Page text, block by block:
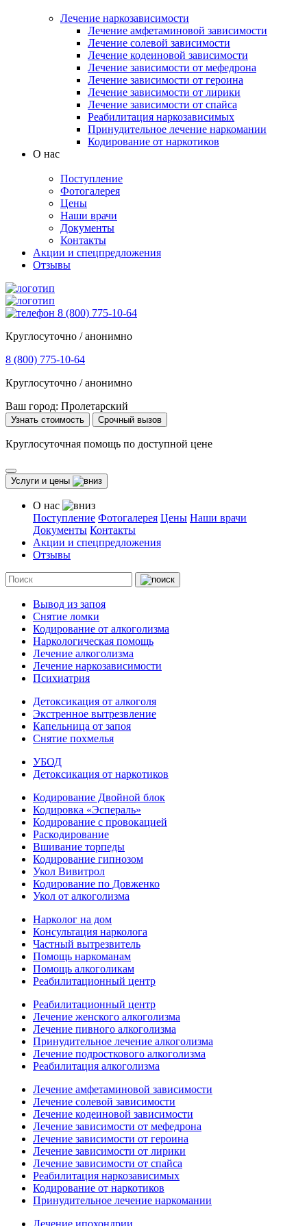
Лечение наркозависимости
Лечение амфетаминовой зависимости
Лечение солевой зависимости
Лечение кодеиновой зависимости
Лечение зависимости от мефедрона
Лечение зависимости от героина
Лечение зависимости от лирики
Лечение зависимости от спайса
Реабилитация наркозависимых
Принудительное лечение наркомании
Кодирование от наркотиков
О нас
Поступление
Фотогалерея
Цены
Наши врачи
Документы
Контакты
Акции и спецпредложения
Отзывы
8 (800) 775-10-64
Круглосуточно / анонимно
8 (800) 775-10-64
Круглосуточно / анонимно
Ваш город: Пролетарский
Узнать стоимость Срочный вызов
Круглосуточная помощь по доступной цене
Услуги и цены
О нас
Поступление Фотогалерея Цены Наши врачи
Документы Контакты
Акции и спецпредложения
Отзывы
Вывод из запоя
Снятие ломки
Кодирование от алкоголизма
Наркологическая помощь
Лечение алкоголизма
Лечение наркозависимости
Психиатрия
Детоксикация от алкоголя
Экстренное вытрезвление
Капельница от запоя
Снятие похмелья
УБОД
Детоксикация от наркотиков
Кодирование Двойной блок
Кодировка «Эспераль»
Кодирование с провокацией
Раскодирование
Вшивание торпеды
Кодирование гипнозом
Укол Вивитрол
Кодирование по Довженко
Укол от алкоголизма
Нарколог на дом
Консультация нарколога
Частный вытрезвитель
Помощь наркоманам
Помощь алкоголикам
Реабилитационный центр
Реабилитационный центр
Лечение женского алкоголизма
Лечение пивного алкоголизма
Принудительное лечение алкоголизма
Лечение подросткового алкоголизма
Реабилитация алкоголизма
Лечение амфетаминовой зависимости
Лечение солевой зависимости
Лечение кодеиновой зависимости
Лечение зависимости от мефедрона
Лечение зависимости от героина
Лечение зависимости от лирики
Лечение зависимости от спайса
Реабилитация наркозависимых
Кодирование от наркотиков
Принудительное лечение наркомании
Лечение ипохондрии